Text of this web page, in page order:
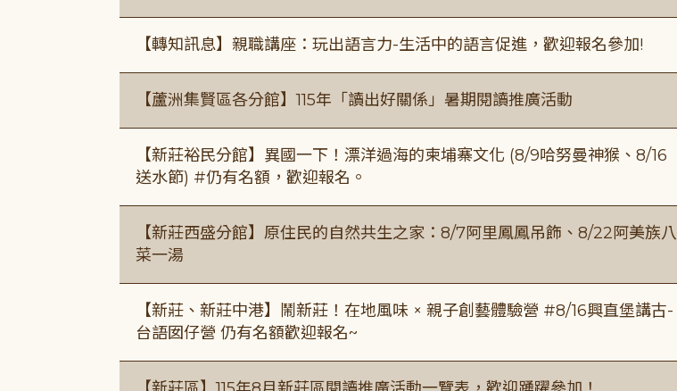
【轉知訊息】親職講座：玩出語言力-生活中的語言促進，歡迎報名參加!
【蘆洲集賢區各分館】115年「讀出好關係」暑期閱讀推廣活動
【新莊裕民分館】異國一下！漂洋過海的柬埔寨文化 (8/9哈努曼神猴、8/16
送水節) #仍有名額，歡迎報名。
【新莊西盛分館】原住民的自然共生之家：8/7阿里鳳鳳吊飾、8/22阿美族八
菜一湯
【新莊、新莊中港】鬧新莊！在地風味 × 親子創藝體驗營 #8/16興直堡講古-
台語囡仔營 仍有名額歡迎報名~